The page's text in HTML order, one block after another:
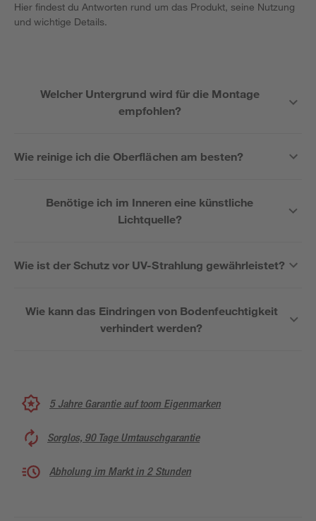
Hier findest du Antworten rund um das Produkt, seine Nutzung
und wichtige Details.
Welcher Untergrund wird für die Montage
empfohlen?
Wie reinige ich die Oberflächen am besten?
Benötige ich im Inneren eine künstliche
Lichtquelle?
Wie ist der Schutz vor UV-Strahlung gewährleistet?
Wie kann das Eindringen von Bodenfeuchtigkeit
verhindert werden?
5 Jahre Garantie auf toom Eigenmarken
Sorglos, 90 Tage Umtauschgarantie
Abholung im Markt in 2 Stunden